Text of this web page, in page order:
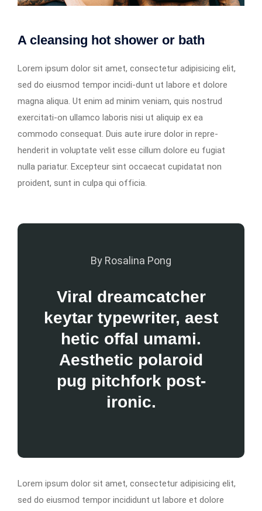
A cleansing hot shower or bath
Lorem ipsum dolor sit amet, consectetur adipisicing elit,
sed do eiusmod tempor incidi-dunt ut labore et dolore
magna aliqua. Ut enim ad minim veniam, quis nostrud
exercitati-on ullamco laboris nisi ut aliquip ex ea
commodo consequat. Duis aute irure dolor in repre-
henderit in voluptate velit esse cillum dolore eu fugiat
nulla pariatur. Excepteur sint occaecat cupidatat non
proident, sunt in culpa qui officia.
By Rosalina Pong
Viral dreamcatcher
keytar typewriter, aest
hetic offal umami.
Aesthetic polaroid
pug pitchfork post-
ironic.
Lorem ipsum dolor sit amet, consectetur adipisicing elit,
sed do eiusmod tempor incididunt ut labore et dolore